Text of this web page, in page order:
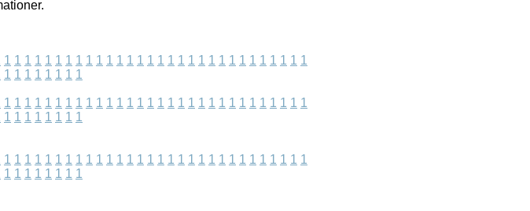
1 1 1 1 1 1 1 1 1 1 1 1 1 1 1 1 1 1 1 1 1 1 1 1 1 1 1 1 1 1
1 1 1 1 1 1 1 1
1 1 1 1 1 1 1 1 1 1 1 1 1 1 1 1 1 1 1 1 1 1 1 1 1 1 1 1 1 1
1 1 1 1 1 1 1 1
1 1 1 1 1 1 1 1 1 1 1 1 1 1 1 1 1 1 1 1 1 1 1 1 1 1 1 1 1 1
1 1 1 1 1 1 1 1